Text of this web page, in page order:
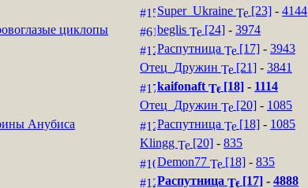
циклопы
Super_Ukraine
[23] - 4144
beglis
[24] - 3974
Распутница
[17] - 3943
Отец_Дружин
[21] - 3841
Анубиса
kaifonaft [18] - 1114
Отец_Дружин
[20] - 1085
Распутница
[18] - 1085
Klingg
[20] - 835
Demon77
[18] - 835
Распутница [17] - 4888